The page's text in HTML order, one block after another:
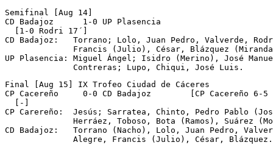
Semifinal [Aug 14]
CD Badajoz	1-0 UP Plasencia
  [1-0 Rodri 17´]
CD Badajoz:   Torrano; Lolo, Juan Pedro, Valverde,
Francis (Julio), César, Blázquez
UP Plasencia: Miguel Ángel; Isidro (Merino), José
              Contreras; Lupo, Chiqui, José Luis.
Final [Aug 15] IX Trofeo Ciudad de Cáceres
CP Cacereño	0-0 CD Badajoz        [CP Cacereño 6-5 on pen.]
  [-]
CP Carereño:  Jesús; Sarratea, Chinto, Pedro Pablo
Herráez, Toboso, Bota (Ramos), Suárez
CD Badajoz:   Torrano (Nacho), Lolo, Juan Pedro,
Alegre, Francis (Julio), César,